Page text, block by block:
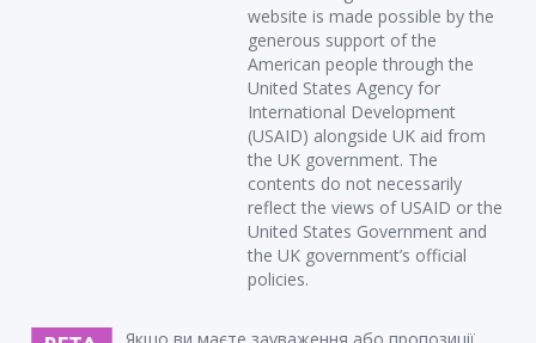
website is made possible by the
generous support of the
American people through the
United States Agency for
International Development
(USAID) alongside UK aid from
the UK government. The
contents do not necessarily
reflect the views of USAID or the
United States Government and
the UK government’s official
policies.